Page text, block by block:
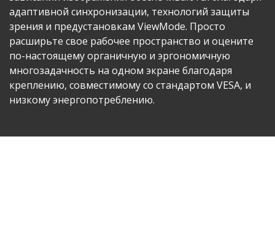
адаптивной синхронизации, технологий защиты
зрения и предустановкам ViewMode. Просто
расширьте свое рабочее пространство и оцените
по-настоящему органичную и эргономичную
многозадачность на одном экране благодаря
креплению, совместимому со стандартом VESA, и
низкому энергопотреблению.